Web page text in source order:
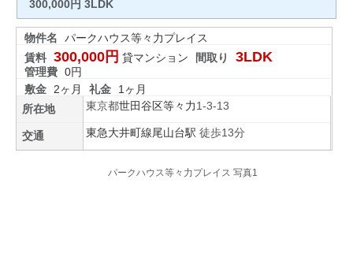
300,000円 3LDK
物件名
パークハウス等々力プレイス
賃料 300,000円 貸マンション 間取り 3LDK
管理費 0円
敷金
2ヶ月 礼金
1ヶ月
所在地
東京都世田谷区等々力1-3-13
交通 東急大井町線尾山台駅 徒歩13分